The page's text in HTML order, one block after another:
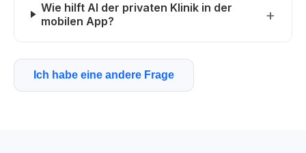
Wie hilft AI der privaten Klinik in der
mobilen App?
Ich habe eine andere Frage